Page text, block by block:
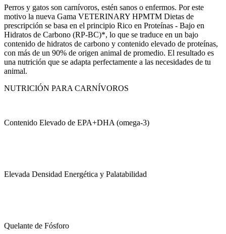
Perros y gatos son carnívoros, estén sanos o enfermos. Por este
motivo la nueva Gama VETERINARY HPMTM Dietas de
prescripción se basa en el principio Rico en Proteínas - Bajo en
Hidratos de Carbono (RP-BC)*, lo que se traduce en un bajo
contenido de hidratos de carbono y contenido elevado de proteínas,
con más de un 90% de origen animal de promedio. El resultado es
una nutrición que se adapta perfectamente a las necesidades de tu
animal.
NUTRICIÓN PARA CARNÍVOROS
Contenido Elevado de EPA+DHA (omega-3)
Elevada Densidad Energética y Palatabilidad
Quelante de Fósforo